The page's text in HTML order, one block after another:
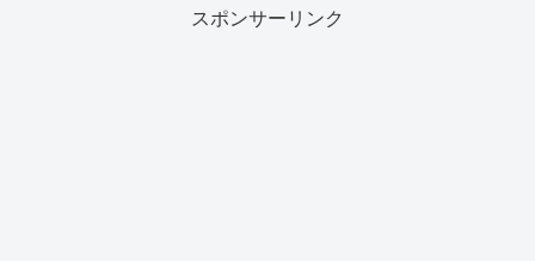
スポンサーリンク